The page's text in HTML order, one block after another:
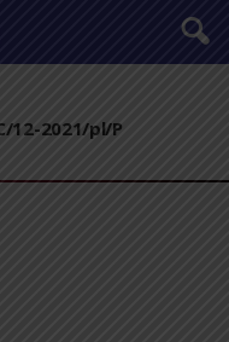
12-2021/pl/P